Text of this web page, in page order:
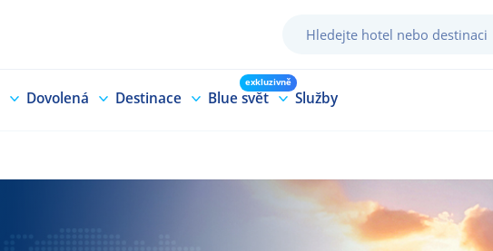
Dovolená Destinace Blue svět
exkluzivně
Služby